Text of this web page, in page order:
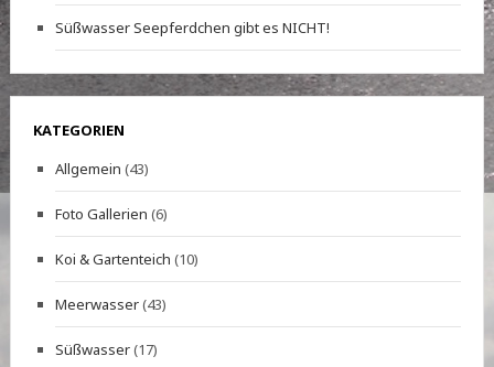
Süßwasser Seepferdchen gibt es NICHT!
KATEGORIEN
Allgemein (43)
Foto Gallerien (6)
Koi & Gartenteich (10)
Meerwasser(43)
Süßwasser(17)